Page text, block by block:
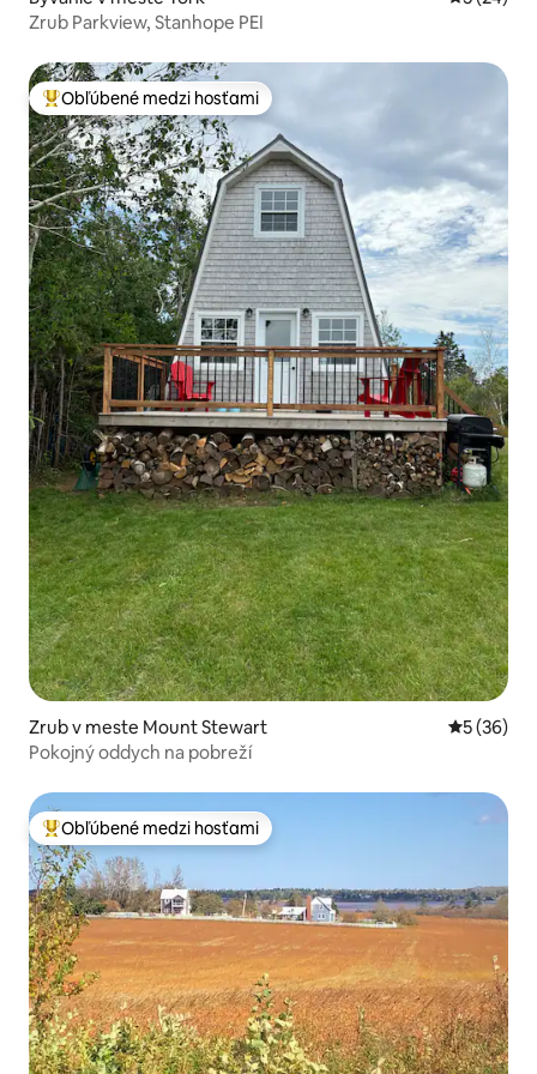
Zrub Parkview, Stanhope PEI
Najobľúbenejšie medzi hosťami
Obľúbené medzi hosťami
Zrub v meste Mount Stewart
5 (36)
Pokojný oddych na pobreží
Najobľúbenejšie medzi hosťami
Obľúbené medzi hosťami